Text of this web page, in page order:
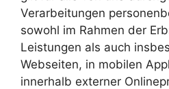
Verarbeitungen
sowohl im Rahmen der
Leistungen als auch
Webseiten, in mobilen
innerhalb externer